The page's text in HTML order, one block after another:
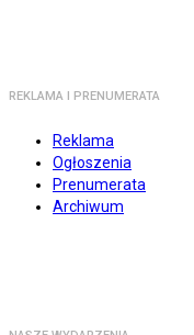
REKLAMA I PRENUMERATA
Reklama
Ogłoszenia
Prenumerata
Archiwum